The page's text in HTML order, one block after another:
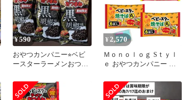
¥590
おやつカンパニー⭐︎ベビ
ースターラーメンおつま
¥ 2,570
Ｍｏｎｏｌｏｇ Sｔｙｌ
ｅ おやつカンパニー ベ
セット 【(1)ラーメン丸
チキン味 132g(22g×6袋)